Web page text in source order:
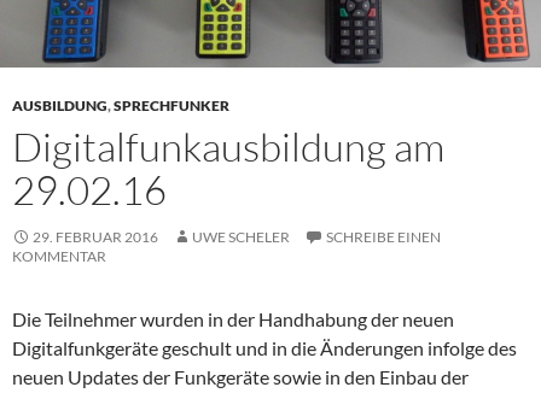
AUSBILDUNG,SPRECHFUNKER
Digitalfunkausbildung am
29.02.16
29. FEBRUAR 2016 UWE SCHELER
SCHREIBE EINEN
KOMMENTAR
Die Teilnehmer wurden in der Handhabung der neuen
Digitalfunkgeräte geschult und in die Änderungen infolge des
neuen Updates der Funkgeräte sowie in den Einbau der